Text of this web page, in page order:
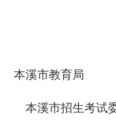
教育局
生考试委员